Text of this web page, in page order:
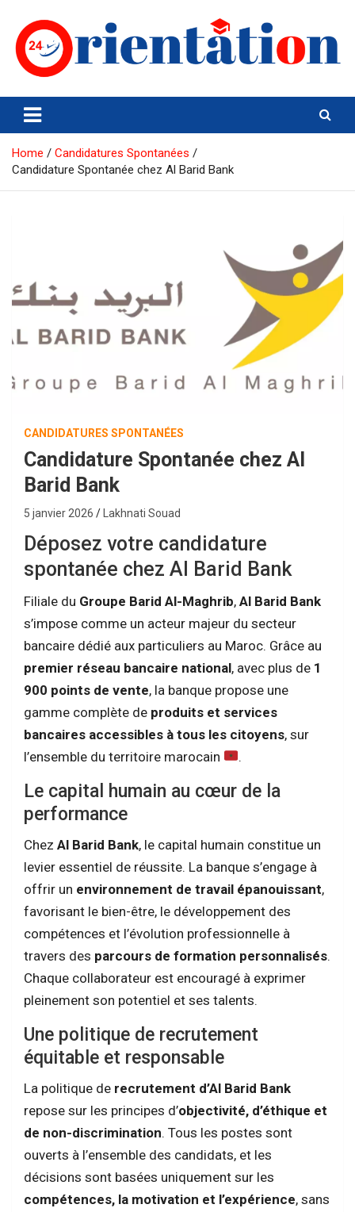
content
Orientation24
Emploi et Orientation au Maroc
Home
Candidatures Spontanées
Candidature Spontanée chez Al Barid Bank
CANDIDATURES SPONTANÉES
Candidature Spontanée chez Al
Barid Bank
5 janvier 2026 Lakhnati Souad
Déposez votre candidature
spontanée chez Al Barid Bank
Filiale du Groupe Barid Al-Maghrib, Al Barid Bank
s’impose comme un acteur majeur du secteur
bancaire dédié aux particuliers au Maroc. Grâce au
premier réseau bancaire national, avec plus de 1
900 points de vente, la banque propose une
gamme complète de produits et services
bancaires accessibles à tous les citoyens, sur
l’ensemble du territoire marocain
.
Le capital humain au cœur de la
performance
Chez Al Barid Bank, le capital humain constitue un
levier essentiel de réussite. La banque s’engage à
offrir un environnement de travail épanouissant,
favorisant le bien-être, le développement des
compétences et l’évolution professionnelle à
travers des parcours de formation personnalisés.
Chaque collaborateur est encouragé à exprimer
pleinement son potentiel et ses talents.
Une politique de recrutement
équitable et responsable
La politique de recrutement d’Al Barid Bank
repose sur les principes d’objectivité, d’éthique et
de non-discrimination. Tous les postes sont
ouverts à l’ensemble des candidats, et les
décisions sont basées uniquement sur les
compétences, la motivation et l’expérience, sans